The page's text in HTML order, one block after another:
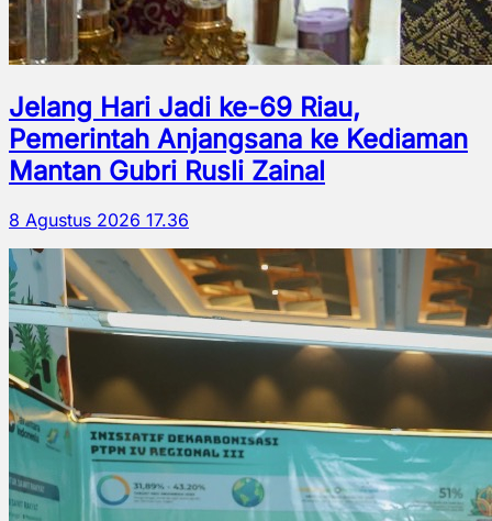
Jelang Hari Jadi ke-69 Riau,
Pemerintah Anjangsana ke Kediaman
Mantan Gubri Rusli Zainal
8 Agustus 2026 17.36